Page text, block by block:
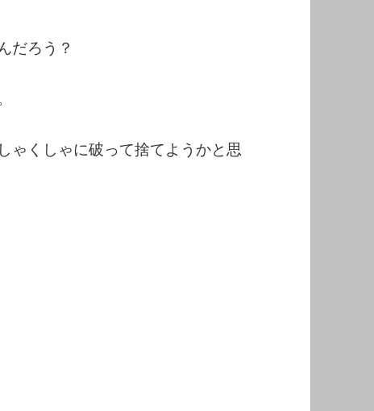
だろう？
ゃくしゃに破って捨てようかと思